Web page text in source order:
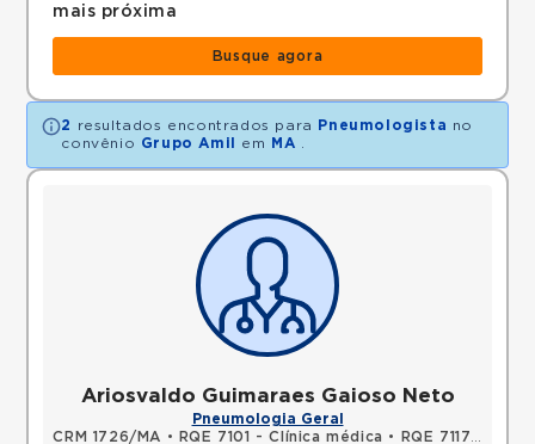
mais próxima
Busque agora
2 resultados encontrados para Pneumologista no
convênio Grupo Amil em MA
Ariosvaldo Guimaraes Gaioso Neto
Pneumologia Geral
CRM 1726/MA • RQE 7101 - Clínica médica •
RQE 7117 - Pneumologia